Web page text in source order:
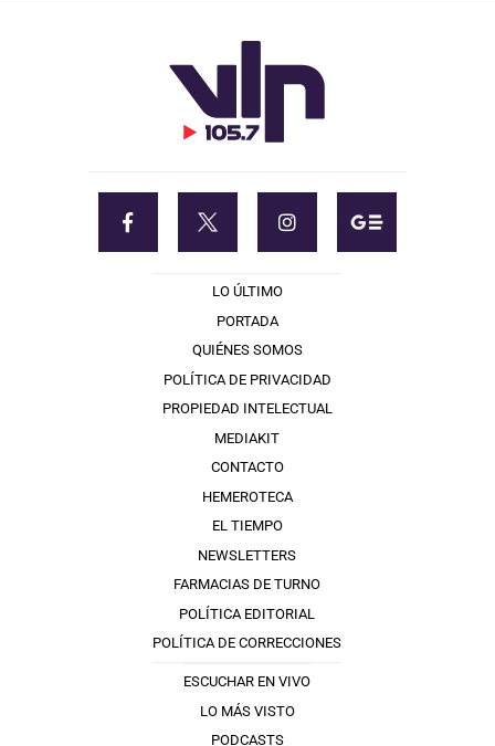
LO ÚLTIMO
PORTADA
QUIÉNES SOMOS
POLÍTICA DE PRIVACIDAD
PROPIEDAD INTELECTUAL
MEDIAKIT
CONTACTO
HEMEROTECA
EL TIEMPO
NEWSLETTERS
FARMACIAS DE TURNO
POLÍTICA EDITORIAL
POLÍTICA DE CORRECCIONES
ESCUCHAR EN VIVO
LO MÁS VISTO
PODCASTS